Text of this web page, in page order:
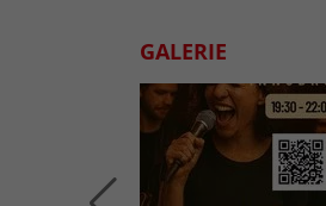
GALERIE